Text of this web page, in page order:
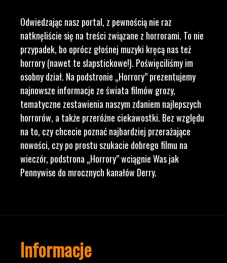
Odwiedzając nasz portal, z pewnością nie raz
natknęliście się na treści związane z horrorami. To nie
przypadek, bo oprócz głośnej muzyki kręcą nas też
horrory (nawet te slapstickowe!). Poświęciliśmy im
osobny dział. Na podstronie „Horrory” prezentujemy
najnowsze informacje ze świata filmów grozy,
tematyczne zestawienia naszym zdaniem najlepszych
horrorów, a także przeróżne ciekawostki. Bez względu
na to, czy chcecie poznać najbardziej przerażające
nowości, czy po prostu szukacie dobrego filmu na
wieczór, podstrona „Horrory” wciągnie Was jak
Pennywise do mrocznych kanałów Derry.
Informacje